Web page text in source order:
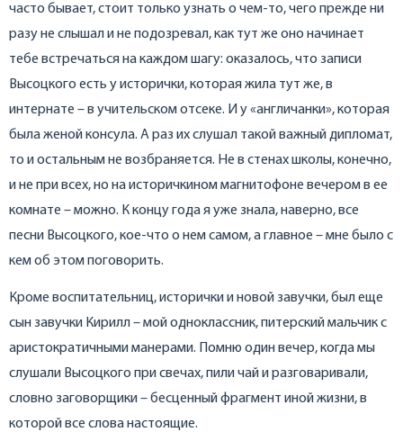
часто бывает, стоит только узнать о чем-то, чего прежде ни
разу не слышал и не подозревал, как тут же оно начинает
тебе встречаться на каждом шагу: оказалось, что записи
Высоцкого есть у исторички, которая жила тут же, в
интернате – в учительском отсеке. И у «англичанки», которая
была женой консула. А раз их слушал такой важный дипломат,
то и остальным не возбраняется. Не в стенах школы, конечно,
и не при всех, но на историчкином магнитофоне вечером в ее
комнате – можно. К концу года я уже знала, наверно, все
песни Высоцкого, кое-что о нем самом, а главное – мне было с
кем об этом поговорить.
Кроме воспитательниц, исторички и новой завучки, был еще
сын завучки Кирилл – мой одноклассник, питерский мальчик с
аристократичными манерами. Помню один вечер, когда мы
слушали Высоцкого при свечах, пили чай и разговаривали,
словно заговорщики – бесценный фрагмент иной жизни, в
которой все слова настоящие.